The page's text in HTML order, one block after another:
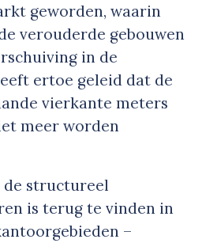
geworden, waarin
verouderde gebouwen
in de
ertoe geleid dat de
vierkante meters
meer worden
de structureel
is terug te vinden in
–